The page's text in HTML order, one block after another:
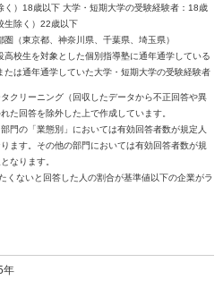
く）18歳以下 大学・短期大学の受験経験者：18歳
生除く）22歳以下
圏（東京都、神奈川県、千葉県、埼玉県）
高校生を対象とした個別指導塾に通年通学している
たは通年通学していた大学・短期大学の受験経験者
クリーニング（回収したデータから不正回答や異
た回答を除外した上で作成しています。
門の「業態別」においては有効回答者数が規定人
ます。その他の部門においては有効回答者数が規
なります。
ないと回答した人の割合が基準値以下の企業がラ
年